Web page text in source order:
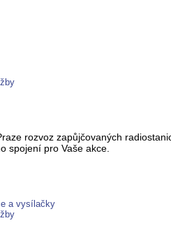
rozvoz zapůjčovaných
spojení pro Vaše akce.
a vysílačky